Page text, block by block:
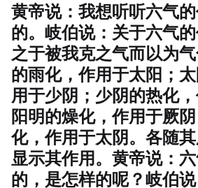
黄帝说：我想听听六气
的。岐伯说：关于六气
之于被我克之气而以为
的雨化，作用于太阳；
用于少阴；少阴的热化
阳明的燥化，作用于厥
化，作用于太阴。各随
显示其作用。黄帝说：
的，是怎样的呢？岐伯